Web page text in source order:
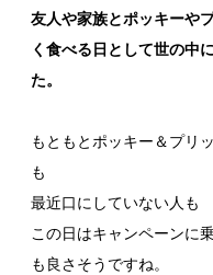
友人や家族とポッキーや
く食べる日として世の中
た。
もともとポッキー＆プリ
も
最近口にしていない人も
この日はキャンペーンに
も良さそうですね。